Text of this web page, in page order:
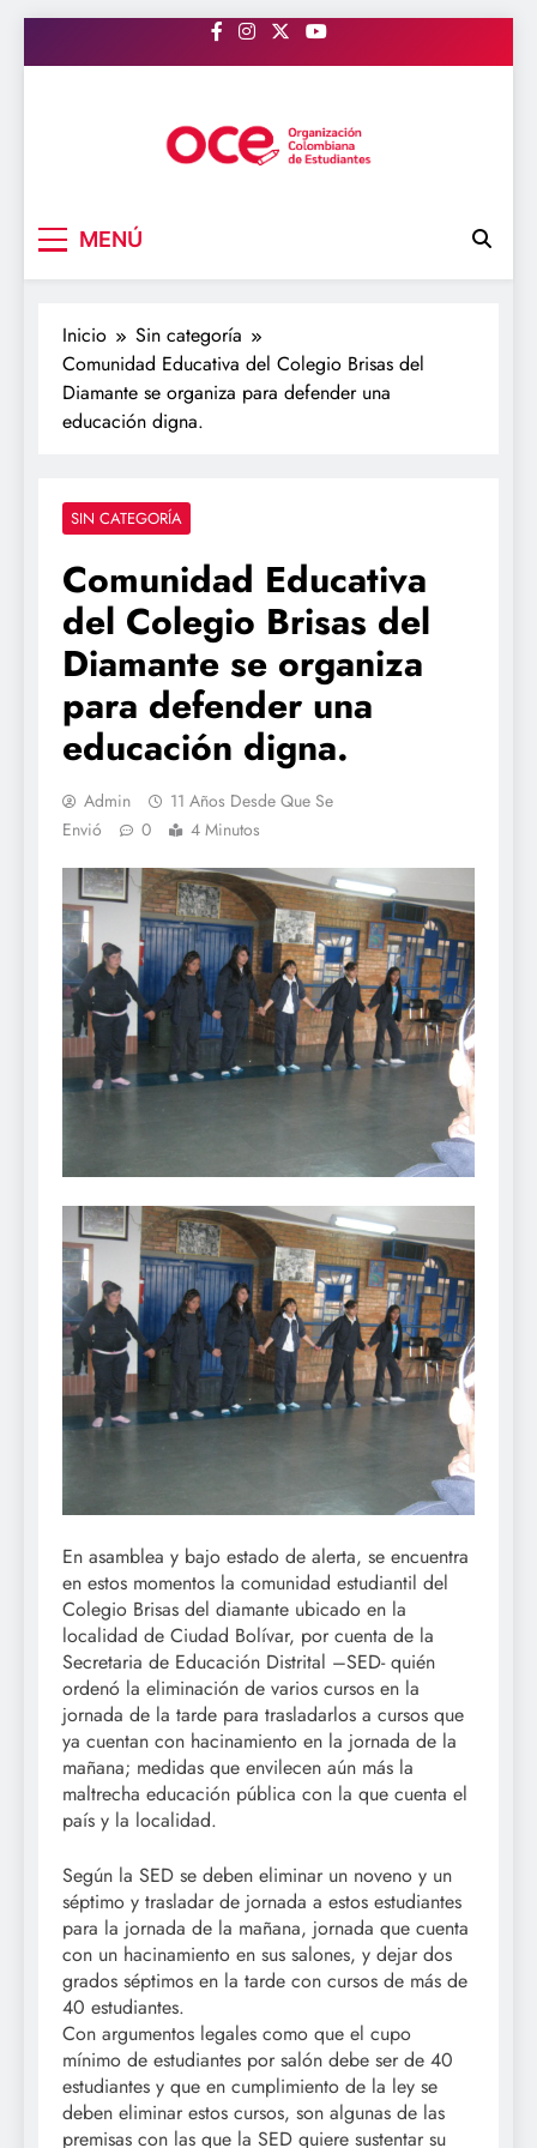
al
MENÚ
Inicio
Sin categoría
Comunidad Educativa del Colegio Brisas del
Diamante se organiza para defender una
educación digna.
SIN CATEGORÍA
Comunidad Educativa
del Colegio Brisas del
Diamante se organiza
para defender una
educación digna.
Admin
11 Años Desde Que Se
Envió
0 4 Minutos
En asamblea y bajo estado de alerta, se encuentra
en estos momentos la comunidad estudiantil del
Colegio Brisas del diamante ubicado en la
localidad de Ciudad Bolívar, por cuenta de la
Secretaria de Educación Distrital –SED- quién
ordenó la eliminación de varios cursos en la
jornada de la tarde para trasladarlos a cursos que
ya cuentan con hacinamiento en la jornada de la
mañana; medidas que envilecen aún más la
maltrecha educación pública con la que cuenta el
país y la localidad.
Según la SED se deben eliminar un noveno y un
séptimo y trasladar de jornada a estos estudiantes
para la jornada de la mañana, jornada que cuenta
con un hacinamiento en sus salones, y dejar dos
grados séptimos en la tarde con cursos de más de
40 estudiantes.
Con argumentos legales como que el cupo
mínimo de estudiantes por salón debe ser de 40
estudiantes y que en cumplimiento de la ley se
deben eliminar estos cursos, son algunas de las
premisas con las que la SED quiere sustentar su